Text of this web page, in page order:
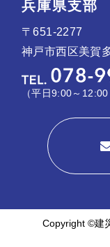
兵庫県支部
〒651-2277
神戸市西区美賀
（平日9:00～
Copyright ©建